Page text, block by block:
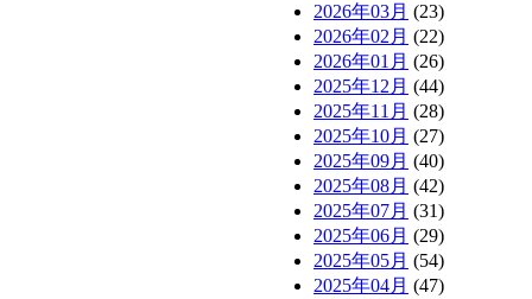
2026年03月 (23)
2026年02月 (22)
2026年01月 (26)
2025年12月 (44)
2025年11月 (28)
2025年10月 (27)
2025年09月 (40)
2025年08月 (42)
2025年07月 (31)
2025年06月 (29)
2025年05月 (54)
2025年04月 (47)